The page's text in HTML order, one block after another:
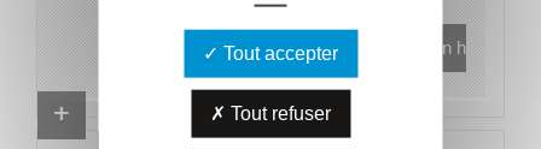
Proposer un combattant
Tout accepter
Tout refuser